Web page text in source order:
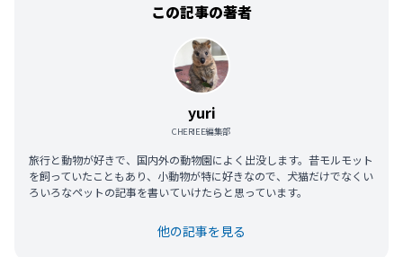
この記事の著者
yuri
CHERIEE編集部
旅行と動物が好きで、国内外の動物園によく出没します。昔モルモット
を飼っていたこともあり、小動物が特に好きなので、犬猫だけでなくい
ろいろなペットの記事を書いていけたらと思っています。
他の記事を見る